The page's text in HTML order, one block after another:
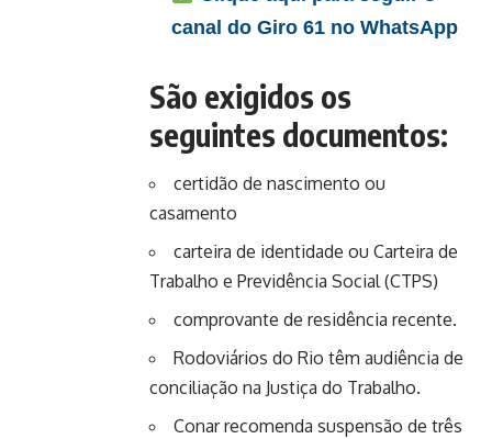
canal do Giro 61 no WhatsApp
São exigidos os
seguintes documentos:
certidão de nascimento ou
casamento
carteira de identidade ou Carteira de
Trabalho e Previdência Social (CTPS)
comprovante de residência recente.
Rodoviários do Rio têm audiência de
conciliação na Justiça do Trabalho.
Conar recomenda suspensão de três